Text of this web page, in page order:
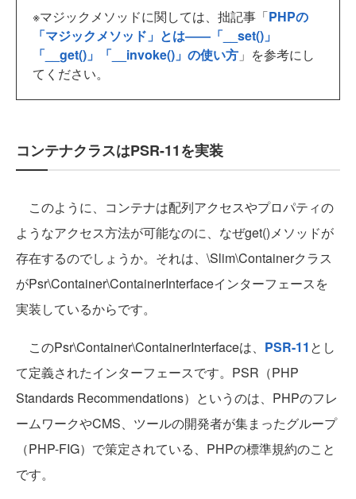
※マジックメソッドに関しては、拙記事「PHPの
「マジックメソッド」とは――「__set()」
「__get()」「__invoke()」の使い方 」を参考にし
てください。
コンテナクラスはPSR-11を実装
このように、コンテナは配列アクセスやプロパティの
ようなアクセス方法が可能なのに、なぜget()メソッドが
存在するのでしょうか。それは、\Slim\Containerクラス
がPsr\Container\ContainerInterfaceインターフェースを
実装しているからです。
このPsr\Container\ContainerInterfaceは、 PSR-11 とし
て定義されたインターフェースです。PSR（PHP
Standards Recommendations）というのは、PHPのフレ
ームワークやCMS、ツールの開発者が集まったグループ
（PHP-FIG）で策定されている、PHPの標準規約のこと
です。